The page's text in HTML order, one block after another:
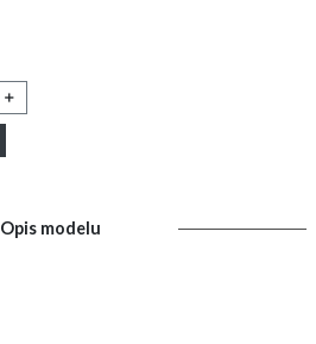
＋
Opis modelu